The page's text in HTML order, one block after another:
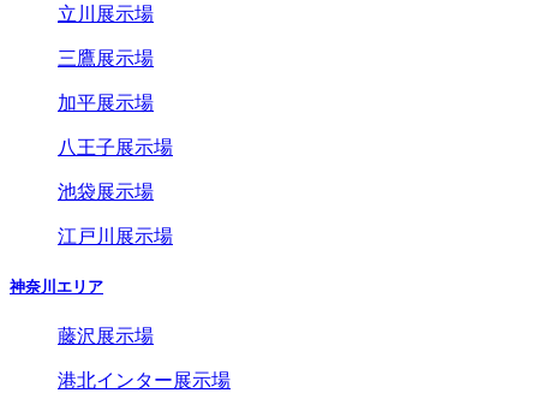
立川展示場
三鷹展示場
加平展示場
八王子展示場
池袋展示場
江戸川展示場
神奈川エリア
藤沢展示場
港北インター展示場